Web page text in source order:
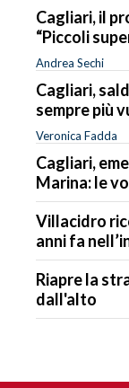
Cagliari, il
“Piccoli
Andrea Sechi
Cagliari,
sempre più
Veronica Fadda
Cagliari,
Marina: le
Villacidro
anni fa
Riapre la
dall'alto